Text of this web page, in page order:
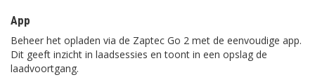
App
Beheer het opladen via de Zaptec Go 2 met de eenvoudige app.
Dit geeft inzicht in laadsessies en toont in een opslag de
laadvoortgang.